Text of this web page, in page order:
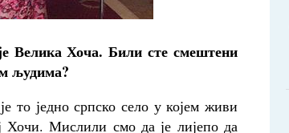
Велика Хоча. Били сте смештени
људима?
то једно српско село у којем живи
Хочи. Мислили смо да је лијепо да